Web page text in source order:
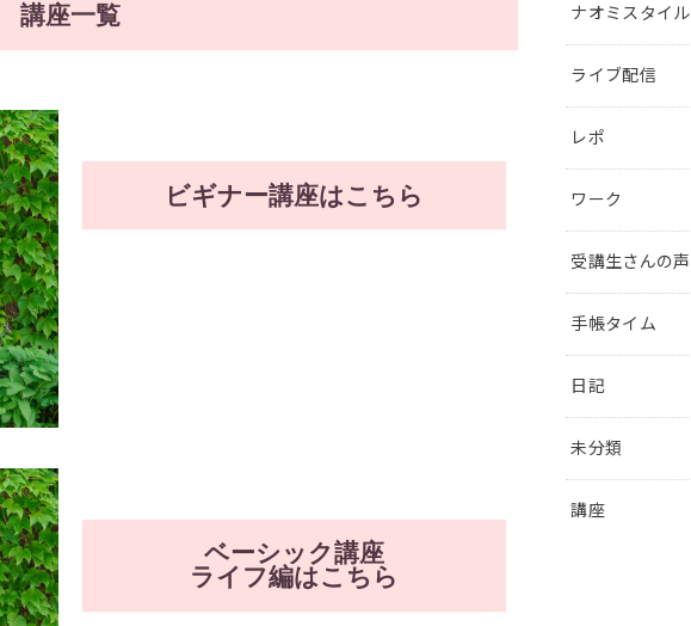
講座一覧
ビギナー講座はこちら
ベーシック講座
ライフ編はこちら
ナオミスタイル
ライブ配信
レポ
ワーク
受講生さんの声
手帳タイム
日記
未分類
講座